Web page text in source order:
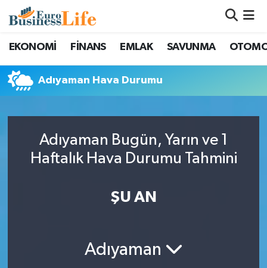
EKONOMİ FİNANS EMLAK SAVUNMA
Adıyaman Hava Durumu
Adıyaman Bugün, Yarın ve 1
Haftalık Hava Durumu Tahmini
ŞU AN
Adıyaman
Nöbetçi Eczaneler
Hava Durumu
Trafik Durumu
Süper Lig Puan Durumu ve Fikstür
Haber Arşivi